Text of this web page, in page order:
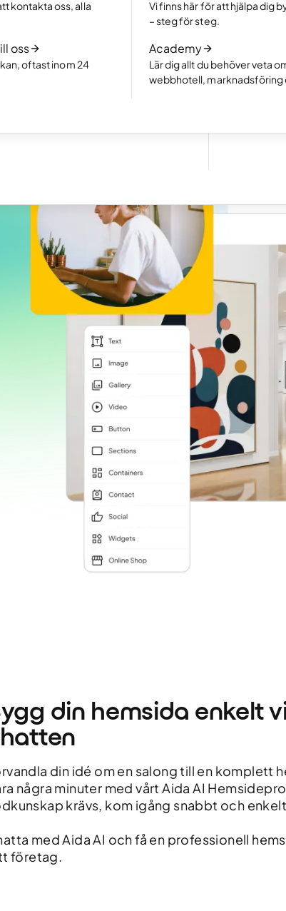
kontakta oss, alla
oss
kan, oftast inom 24
Vi finns här för att hjälpa dig
– steg för steg.
Academy
Lär dig allt du behöver veta
webbhotell,
din bästa sida med en snygg portfolio.
webshop
egen webshop och börja sälja.
Läs mer
din hemsida enkelt
din idé om en salong till en komplett
några minuter med vårt Aida AI
krävs, kom igång snabbt och
med Aida AI och få en professionell
företag.